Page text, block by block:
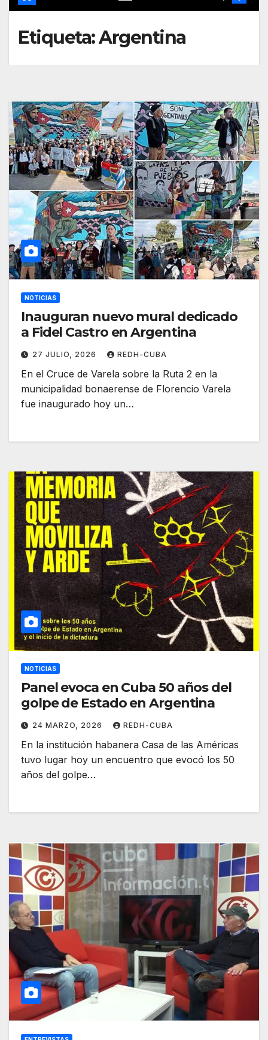
Etiqueta:Argentina
NOTICIAS
Inauguran nuevo mural dedicado
a Fidel Castro en Argentina
27 JULIO, 2026 REDH-CUBA
En el Cruce de Varela sobre la Ruta 2 en la
municipalidad bonaerense de Florencio Varela
fue inaugurado hoy un…
NOTICIAS
Panel evoca en Cuba 50 años del
golpe de Estado en Argentina
24 MARZO, 2026 REDH-CUBA
En la institución habanera Casa de las Américas
tuvo lugar hoy un encuentro que evocó los 50
años del golpe…